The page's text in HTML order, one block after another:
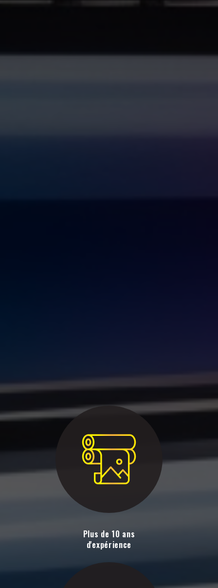
Plus de 10 ans
d'expérience